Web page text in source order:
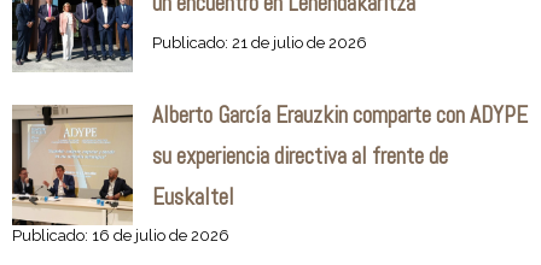
Publicado: 21 de julio de 2026
Alberto García Erauzkin comparte con ADYPE
su experiencia directiva al frente de
Euskaltel
Publicado: 16 de julio de 2026